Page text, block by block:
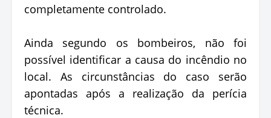
completamente controlado.
Ainda segundo os bombeiros, não foi
possível identificar a causa do incêndio no
local. As circunstâncias do caso serão
apontadas após a realização da perícia
técnica.